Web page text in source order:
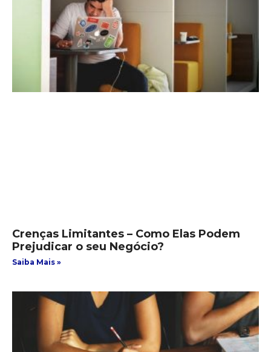
Crenças Limitantes – Como Elas Podem
Prejudicar o seu Negócio?
Saiba Mais »